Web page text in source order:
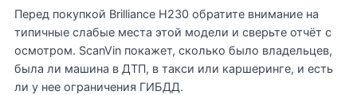
Перед покупкой Brilliance H230 обратите внимание на
типичные слабые места этой модели и сверьте отчёт с
осмотром. ScanVin покажет, сколько было владельцев,
была ли машина в ДТП, в такси или каршеринге, и есть
ли у нее ограничения ГИБДД.